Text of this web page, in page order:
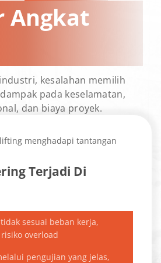
Angkat
kesalahan memilih
pada keselamatan,
dan biaya proyek.
menghadapi tantangan
Terjadi Di
sesuai beban kerja,
overload
pengujian yang jelas,